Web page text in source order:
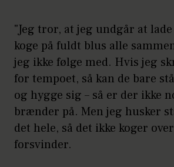
"Jeg tror, at jeg undgår at
koge på fuldt blus alle
jeg ikke følge med. Hvis jeg
for tempoet, så kan de bare
og hygge sig – så er der ikke
brænder på. Men jeg husker
det hele, så det ikke koger
forsvinder.